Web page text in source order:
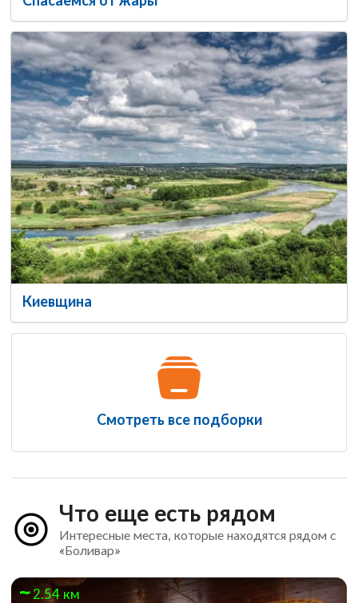
Киевщина
Смотреть все подборки
Что еще есть рядом
Интересные места, которые находятся рядом с
«Боливар»
2.54 км